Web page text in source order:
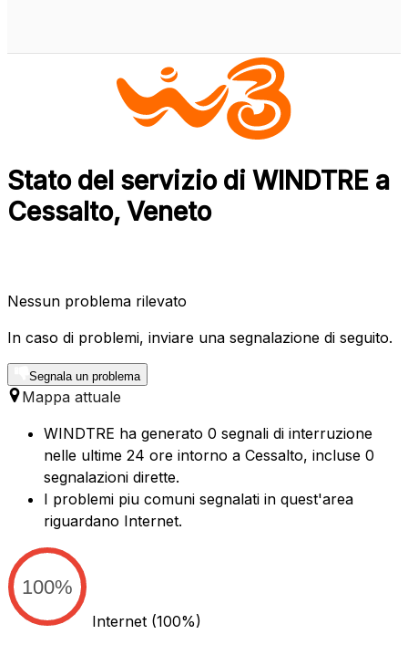
Stato del servizio di WINDTRE a
Cessalto, Veneto
Nessun problema rilevato
In caso di problemi, inviare una segnalazione di seguito.
Segnala un problema
Mappa attuale
WINDTRE ha generato 0 segnali di interruzione
nelle ultime 24 ore intorno a Cessalto, incluse 0
segnalazioni dirette.
I problemi piu comuni segnalati in quest'area
riguardano Internet.
100%
Internet (100%)